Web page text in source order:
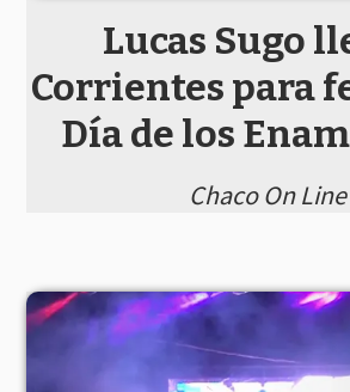
Lucas Sugo
Corrientes para
Día de los
Chaco On Line